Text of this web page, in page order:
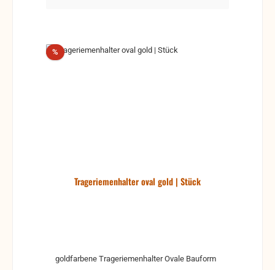
%Rabatt
Trageriemenhalter oval gold | Stück